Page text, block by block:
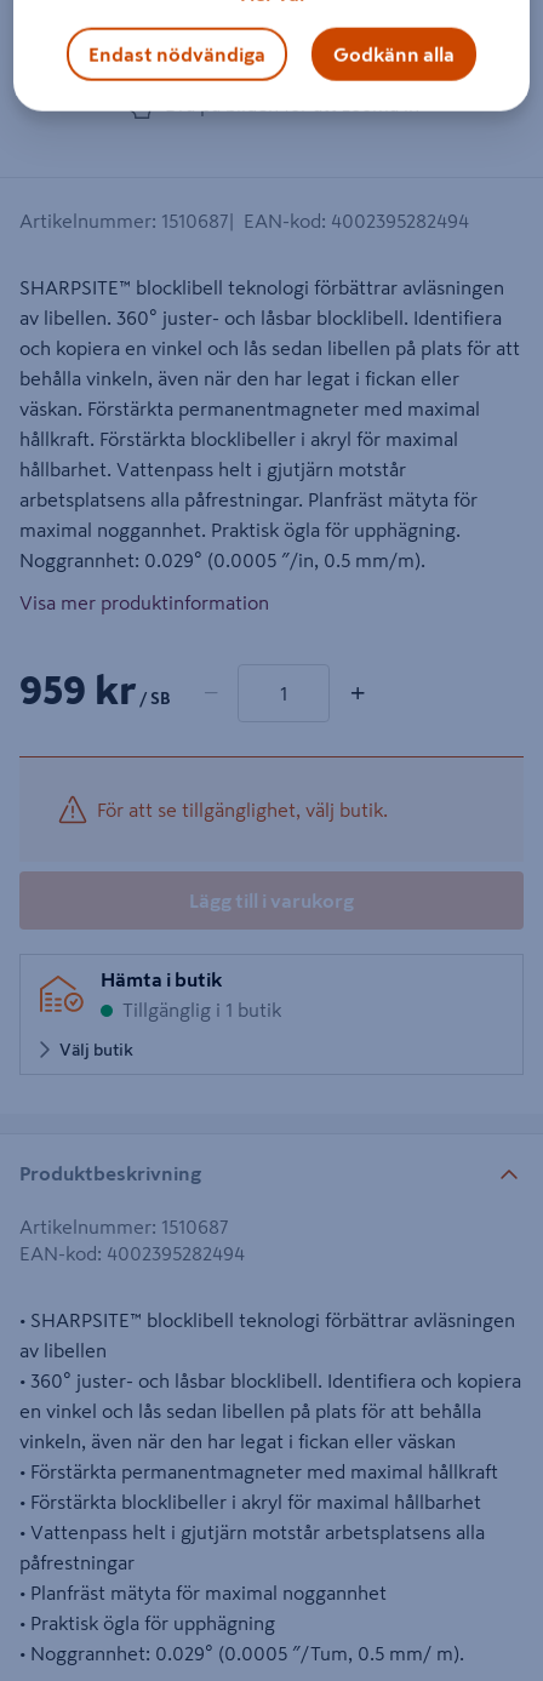
Artikelnummer: 1510687 EAN-kod: 4002395282494
SHARPSITE™ blocklibell teknologi förbättrar avläsningen
av libellen. 360° juster- och låsbar blocklibell. Identifiera
och kopiera en vinkel och lås sedan libellen på plats för att
behålla vinkeln, även när den har legat i fickan eller
väskan. Förstärkta permanentmagneter med maximal
hållkraft. Förstärkta blocklibeller i akryl för maximal
hållbarhet. Vattenpass helt i gjutjärn motstår
arbetsplatsens alla påfrestningar. Planfräst mätyta för
maximal noggannhet. Praktisk ögla för upphägning.
Noggrannhet: 0.029° (0.0005 ″/in, 0.5 mm/m).
Visa mer produktinformation
959 kr / SB − +
För att se tillgänglighet, välj butik.
Lägg till i varukorg
Hämta i butik
Tillgänglig i 1 butik
Välj butik
Produktbeskrivning
Artikelnummer: 1510687
EAN-kod: 4002395282494
• SHARPSITE™ blocklibell teknologi förbättrar avläsningen
av libellen
• 360° juster- och låsbar blocklibell. Identifiera och kopiera
en vinkel och lås sedan libellen på plats för att behålla
vinkeln, även när den har legat i fickan eller väskan
• Förstärkta permanentmagneter med maximal hållkraft
• Förstärkta blocklibeller i akryl för maximal hållbarhet
• Vattenpass helt i gjutjärn motstår arbetsplatsens alla
påfrestningar
• Planfräst mätyta för maximal noggannhet
• Praktisk ögla för upphägning
• Noggrannhet: 0.029° (0.0005 ″/Tum, 0.5 mm/ m).
Endast nödvändiga Godkänn alla